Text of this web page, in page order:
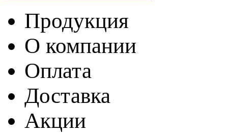
Продукция
О компании
Оплата
Доставка
Акции